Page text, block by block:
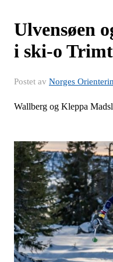
Ulvensøen
i ski-o
Postet av Norges
Wallberg og Kleppa